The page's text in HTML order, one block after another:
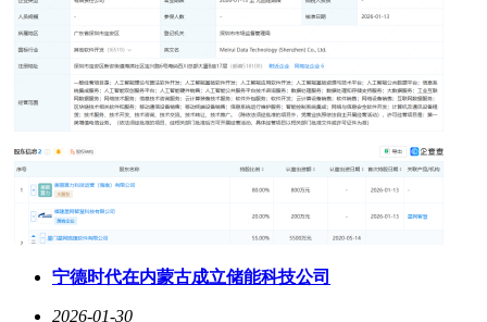
宁德时代在内蒙古成立储能科技公司
2026-01-30